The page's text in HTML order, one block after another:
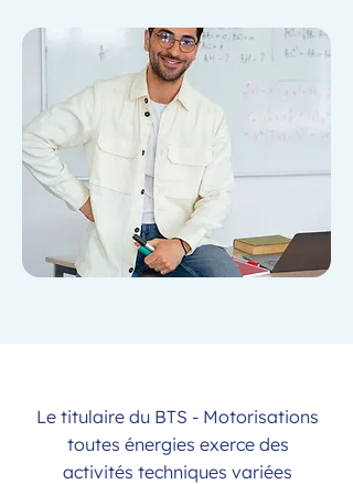
Le titulaire du BTS - Motorisations
toutes énergies exerce des
activités techniques variées